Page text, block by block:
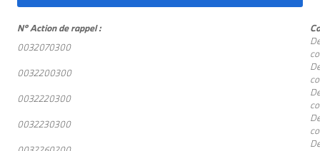
N° Action de rappel :
0032070300
0032200300
0032220300
0032230300